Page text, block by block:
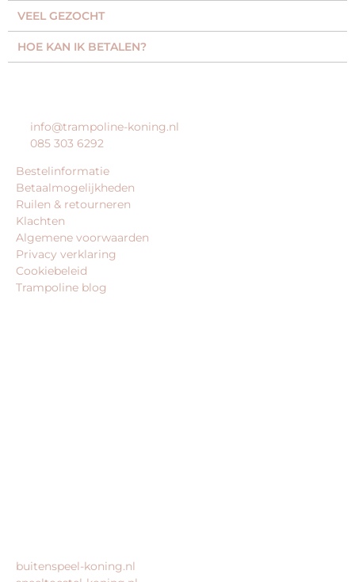
VEEL GEZOCHT​
HOE KAN IK BETALEN?
info@trampoline-koning.nl
085 303 6292
Bestelinformatie
Betaalmogelijkheden
Ruilen & retourneren
Klachten
Algemene voorwaarden
Privacy verklaring
Cookiebeleid
Trampoline blog
buitenspeel-koning.nl